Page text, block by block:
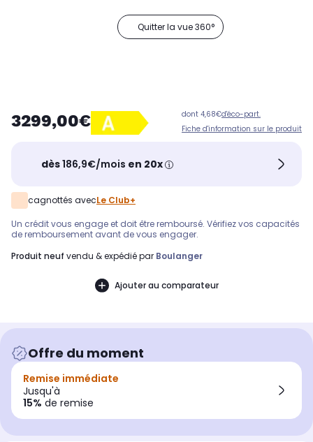
Quitter la vue 360°
3299,00€ dont 4,68€d'éco-part.
Fiche d'information sur le produit
dès186,9€/mois en 20x
cagnottés avecLe Club+
Un crédit vous engage et doit être remboursé. Vérifiez vos capacités
de remboursement avant de vous engager.
produit neuf vendu & expédié par Boulanger
Ajouter au comparateur
Offre du moment
Remise immédiate
Jusqu'à
15% de remise